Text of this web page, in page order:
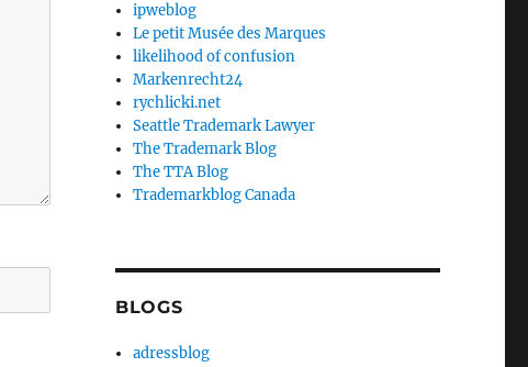
ipweblog
Le petit Musée des Marques
likelihood of confusion
Markenrecht24
rychlicki.net
Seattle Trademark Lawyer
The Trademark Blog
The TTA Blog
Trademarkblog Canada
BLOGS
adressblog